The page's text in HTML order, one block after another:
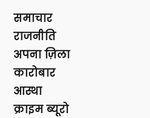
समाचार
राजनीति
अपना ज़िला
कारोबार
आस्था
क्राइम ब्यूरो